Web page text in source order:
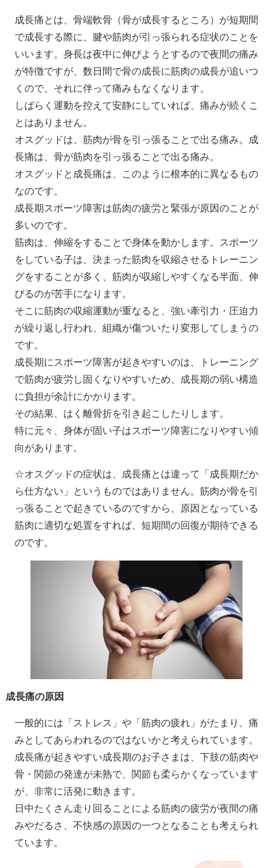
成長痛とは、骨端軟骨（骨が成長するところ）が短期間
で成長する際に、腱や筋肉が引っ張られる症状のことを
いいます。身長は夜中に伸びようとするので夜間の痛み
が特徴ですが、数日間で骨の成長に筋肉の成長が追いつ
くので、それに伴って痛みもなくなります。
しばらく運動を控えて安静にしていれば、痛みが続くこ
とはありません。
オスグッドは、筋肉が骨を引っ張ることで出る痛み。成
長痛は、骨が筋肉を引っ張ることで出る痛み。
オスグッドと成長痛は、このように根本的に異なるもの
なのです。
成長期スポーツ障害は筋肉の疲労と緊張が原因のことが
多いのです。
筋肉は、伸縮をすることで身体を動かします。スポーツ
をしている子は、決まった筋肉を収縮させるトレーニン
グをすることが多く、筋肉が収縮しやすくなる半面、伸
びるのが苦手になります。
そこに筋肉の収縮運動が重なると、強い牽引力・圧迫力
が繰り返し行われ、組織が傷ついたり変形してしまうの
です。
成長期にスポーツ障害が起きやすいのは、トレーニング
で筋肉が疲労し固くなりやすいため、成長期の弱い構造
に負担が余計にかかります。
その結果、はく離骨折を引き起こしたりします。
特に元々、身体が固い子はスポーツ障害になりやすい傾
向があります。
☆オスグッドの症状は、成長痛とは違って「成長期だか
ら仕方ない」というものではありません。筋肉が骨を引
っ張ることで起きているのですから、原因となっている
筋肉に適切な処置をすれば、短期間の回復が期待できる
のです。
成長痛の原因
一般的には「ストレス」や「筋肉の疲れ」がたまり、痛
みとしてあらわれるのではないかと考えられています。
成長痛が起きやすい成長期のお子さまは、下肢の筋肉や
骨・関節の発達が未熟で、関節も柔らかくなっています
が、非常に活発に動きます。
日中たくさん走り回ることによる筋肉の疲労が夜間の痛
みやだるさ、不快感の原因の一つとなることも考えられ
ています。